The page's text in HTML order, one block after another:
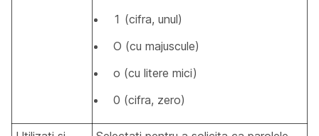
1 (cifra, unul)
O (cu majuscule)
o (cu litere mici)
0 (cifra, zero)